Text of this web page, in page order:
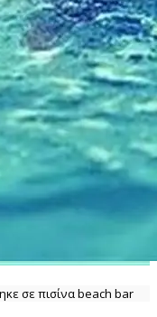
σε πισίνα beach bar